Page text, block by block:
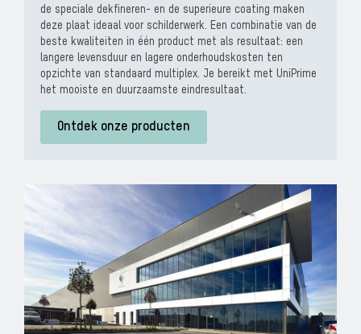
de speciale dekfineren- en de superieure coating maken
deze plaat ideaal voor schilderwerk. Een combinatie van de
beste kwaliteiten in één product met als resultaat: een
langere levensduur en lagere onderhoudskosten ten
opzichte van standaard multiplex. Je bereikt met UniPrime
het mooiste en duurzaamste eindresultaat.
Ontdek onze producten